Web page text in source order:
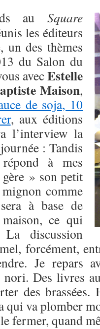
au Square
les éditeurs
un des thèmes
du Salon du
avecEstelle
Maison,
de soja, 10
, aux éditions
l’interview la
: Tandis
à mes
» son petit
comme
à base de
ce qui
discussion
forcément,
Je repars
nori. Des livres
des brassées.
qui va plomber
fermer, quand